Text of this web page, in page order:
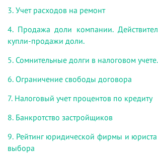
3. Учет расходов на ремонт
4. Продажа доли компании.
купли-продажи доли.
5. Сомнительные долги в налоговом учете.
6. Ограничение свободы договора
7. Налоговый учет процентов по кредиту
8. Банкротство застройщиков
9. Рейтинг юридической фирмы и
выбора